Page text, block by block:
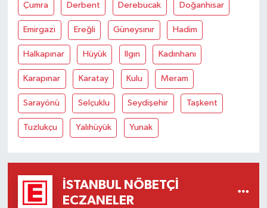
Çumra Derbent Derebucak Doğanhisar
Emirgazi Ereğli Güneysınır Hadim
Halkapınar Hüyük Ilgın Kadınhanı
Karapınar Karatay Kulu Meram
Sarayönü Selçuklu Seydişehir Taşkent
Tuzlukçu Yalıhüyük Yunak
İSTANBUL NÖBETÇI
ECZANELER